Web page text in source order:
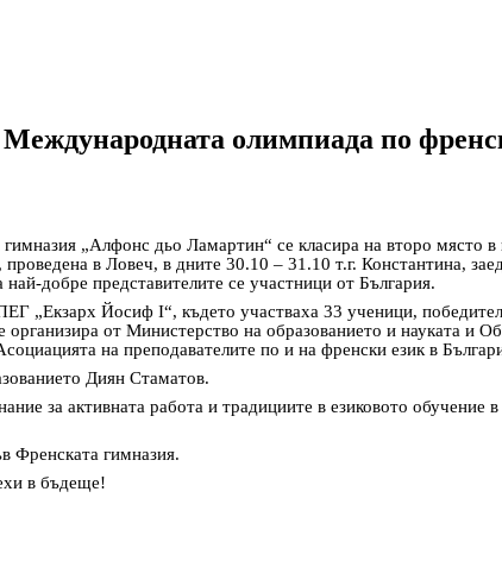
олимпиада по
„Алфонс дьо Ламартин“ се класира на второ място
в Ловеч, в дните 30.10 – 31.10 т.г. Константина,
добре представителите се участници от България.
„Екзарх Йосиф I“, където участваха 33 ученици,
от Министерство на образованието и науката и
на преподавателите по и на френски език в
Диян Стаматов.
за активната работа и традициите в езиковото обучение
Френската гимназия.
в бъдеще!